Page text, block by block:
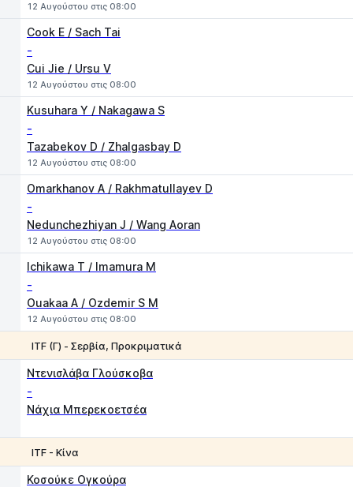
12 Αυγούστου στις 08:00
Cook E / Sach Tai
-
Cui Jie / Ursu V
12 Αυγούστου στις 08:00
Kusuhara Y / Nakagawa S
-
Tazabekov D / Zhalgasbay D
12 Αυγούστου στις 08:00
Omarkhanov A / Rakhmatullayev D
-
Nedunchezhiyan J / Wang Aoran
12 Αυγούστου στις 08:00
Ichikawa T / Imamura M
-
Ouakaa A / Ozdemir S M
12 Αυγούστου στις 08:00
ITF (Γ) - Σερβία, Προκριματικά
Ντενισλάβα Γλούσκοβα
-
Νάχια Μπερεκοετσέα
ITF - Κίνα
Κοσούκε Ογκούρα